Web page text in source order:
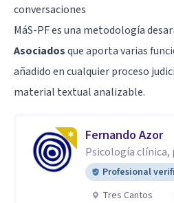
conversaciones
MáS-PF es una metodología
Asociadosque aporta varias
añadido en cualquier proceso
material textual analizable.
Fernando Azor
Psicología clínica,
Profesional
Tres Cantos